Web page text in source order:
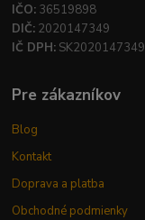
IČO: 36519898
DIČ: 2020147349
IČ DPH: SK2020147349
Pre zákazníkov
Blog
Kontakt
Doprava a platba
Obchodné podmienky